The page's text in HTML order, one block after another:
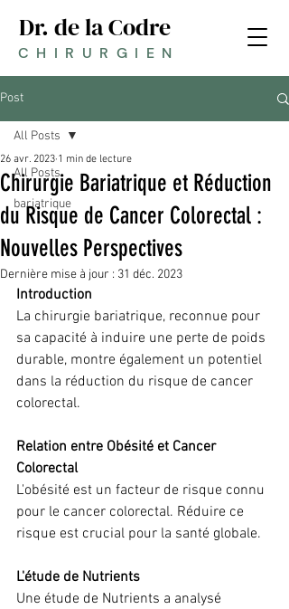
Dr. de la Codre
CHIRURGIEN
Post
All Posts
bariatrique
All Posts
Chirurgie Bariatrique et Réduction
du Risque de Cancer Colorectal :
Nouvelles Perspectives
26 avr. 2023 1 min de lecture
Dernière mise à jour : 31 déc. 2023
Introduction
La chirurgie bariatrique, reconnue pour
sa capacité à induire une perte de poids
durable, montre également un potentiel
dans la réduction du risque de cancer
colorectal.
Relation entre Obésité et Cancer
Colorectal
L'obésité est un facteur de risque connu
pour le cancer colorectal. Réduire ce
risque est crucial pour la santé globale.
L'étude de Nutrients
Une étude de Nutrients a analysé